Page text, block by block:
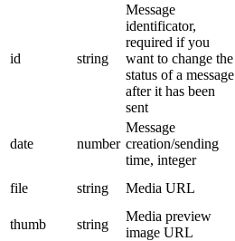
id string
Message
identificator,
required if you
want to change the
status of a message
after it has been
sent
date number
Message
creation/sending
time, integer
file string Media URL
thumb
string
Media preview
image URL